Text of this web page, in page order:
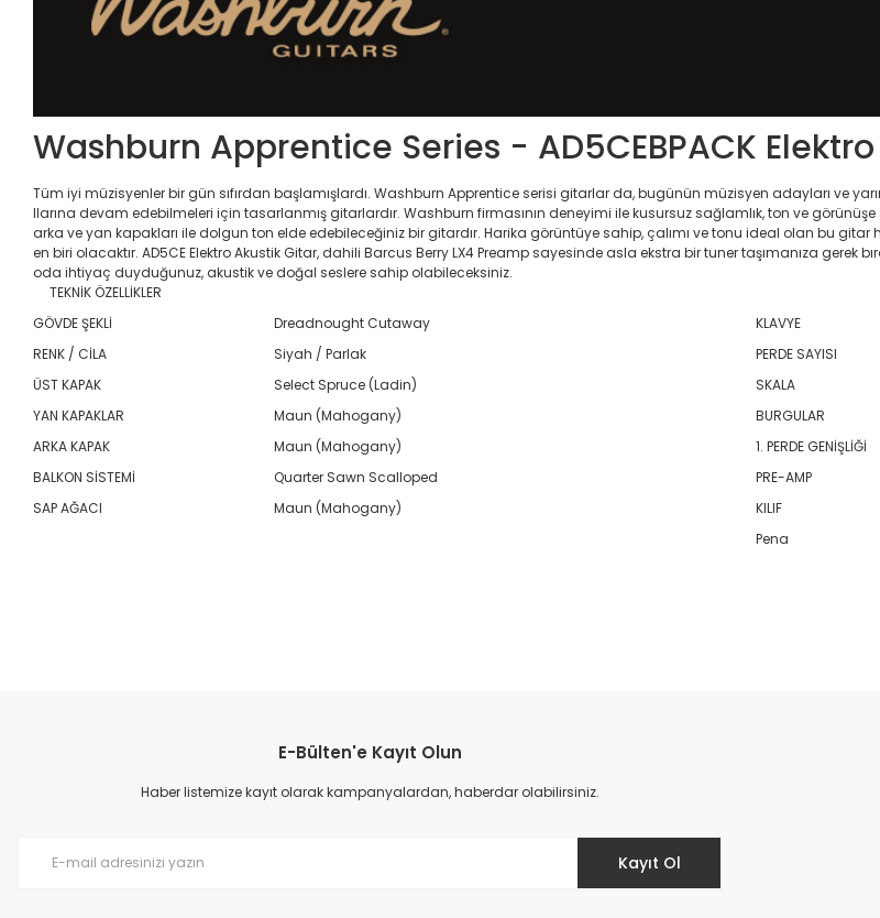
Washburn Apprentice Series - AD5CEBPACK
Tüm iyi müzisyenler bir gün sıfırdan başlamışlardı. Washburn Apprentice serisi gitarlar da, bugünün müzisyen adayları ve
llarına devam edebilmeleri için tasarlanmış gitarlardır. Washburn firmasının deneyimi ile kusursuz sağlamlık, ton ve
arka ve yan kapakları ile dolgun ton elde edebileceğiniz bir gitardır. Harika görüntüye sahip, çalımı ve tonu ideal olan bu
en biri olacaktır. AD5CE Elektro Akustik Gitar, dahili Barcus Berry LX4 Preamp sayesinde asla ekstra bir tuner taşımanıza
oda ihtiyaç duyduğunuz, akustik ve doğal seslere sahip olabileceksiniz.
TEKNİK ÖZELLİKLER
GÖVDE ŞEKLİ
Dreadnought Cutaway
RENK / CİLA
Siyah / Parlak
ÜST KAPAK
Select Spruce (Ladin)
YAN KAPAKLAR
Maun (Mahogany)
ARKA KAPAK
Maun (Mahogany)
BALKON SİSTEMİ
Quarter Sawn Scalloped
SAP AĞACI
Maun (Mahogany)
KLAVYE
PERDE SAYISI
SKALA
BURGULAR
1. PERDE GENİŞLİĞİ
PRE-AMP
KILIF
Pena
Ürün resmi kalitesiz, bozuk veya görüntülenemiyor.
Ürün açıklamasında eksik bilgiler bulunuyor.
E-Bülten'e Kayıt Olun
Haber listemize kayıt olarak kampanyalardan, haberdar olabilirsiniz.
Kayıt Ol